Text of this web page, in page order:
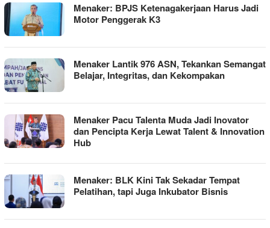
Menaker: BPJS Ketenagakerjaan Harus Jadi
Motor Penggerak K3
Menaker Lantik 976 ASN, Tekankan Semangat
Belajar, Integritas, dan Kekompakan
Menaker Pacu Talenta Muda Jadi Inovator
dan Pencipta Kerja Lewat Talent & Innovation
Hub
Menaker: BLK Kini Tak Sekadar Tempat
Pelatihan, tapi Juga Inkubator Bisnis